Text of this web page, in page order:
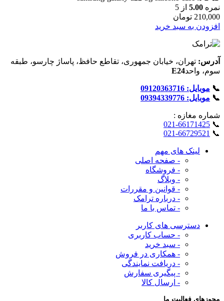
نمره 5.00 از 5
210,000 تومان
افزودن به سبد خرید
آدرس: تهران، خیابان جمهوری، تقاطع حافظ، پاساژ چارسو، طبقه
سوم، واحدE24
📞 موبایل: 09120363716
📞 موبایل: 09394339776
شماره‌ مغازه :
📞
021-66171425
📞
021-66729521
لینک های مهم
- صفحه اصلی
- فروشگاه
- وبلاگ
- قوانین و مقررات
- درباره ترامک
- تماس با ما
دسترسی های کاربر
- حساب کاربری
- سبد خرید
- همکاری در فروش
- دریافت نمایندگی
- پیگیری سفارش
- ارسال کالا
مجوزهای فعالیت ما